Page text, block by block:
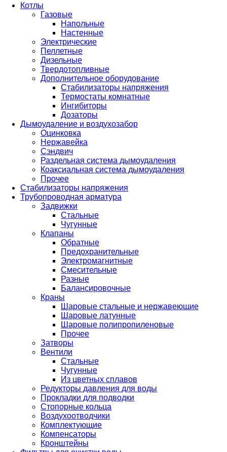
Котлы
Газовые
Напольные
Настенные
Электрические
Пеллетные
Дизельные
Твердотопливные
Дополнительное оборудование
Стабилизаторы напряжения
Термостаты комнатные
Ингибиторы
Дозаторы
Дымоудаление и воздухозабор
Оцинковка
Нержавейка
Сэндвич
Раздельная система дымоудаления
Коаксиальная система дымоудаления
Прочее
Стабилизаторы напряжения
Трубопроводная арматура
Задвижки
Стальные
Чугунные
Клапаны
Обратные
Предохранительные
Электромагнитные
Смесительные
Разные
Балансировочные
Краны
Шаровые стальные и нержавеющие
Шаровые латунные
Шаровые полипропиленовые
Прочее
Затворы
Вентили
Стальные
Чугунные
Из цветных сплавов
Редукторы давления для воды
Прокладки для подводки
Стопорные кольца
Воздухоотводчики
Комплектующие
Компенсаторы
Кронштейны